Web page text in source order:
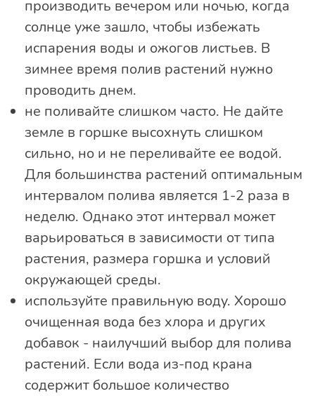
производить вечером или ночью, когда
солнце уже зашло, чтобы избежать
испарения воды и ожогов листьев. В
зимнее время полив растений нужно
проводить днем.
не поливайте слишком часто. Не дайте
земле в горшке высохнуть слишком
сильно, но и не переливайте ее водой.
Для большинства растений оптимальным
интервалом полива является 1-2 раза в
неделю. Однако этот интервал может
варьироваться в зависимости от типа
растения, размера горшка и условий
окружающей среды.
используйте правильную воду. Хорошо
очищенная вода без хлора и других
добавок - наилучший выбор для полива
растений. Если вода из-под крана
содержит большое количество